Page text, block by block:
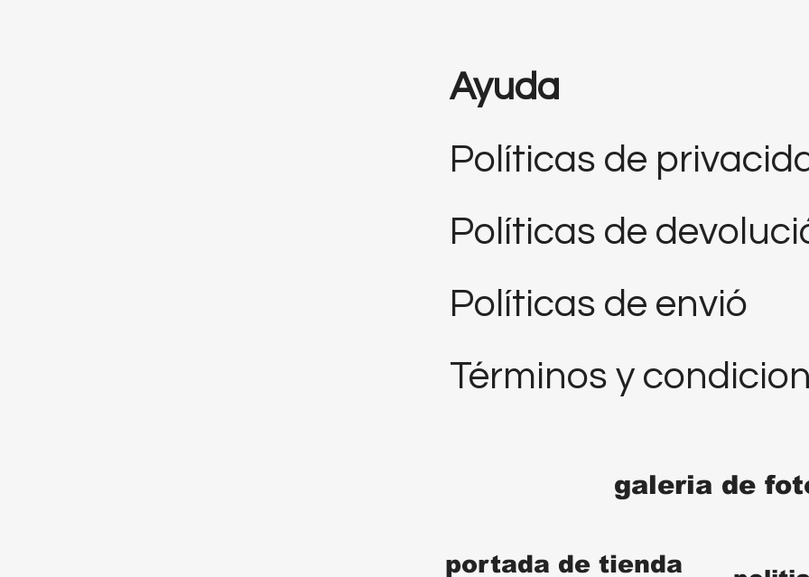
Ayuda
Políticas de
Políticas de
Políticas de envió
Términos y
galeria de
portada de tienda